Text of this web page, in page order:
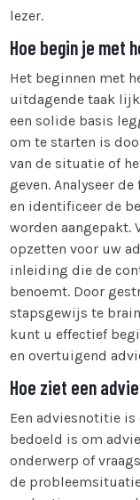
lezer.
Hoe begin je met
Het beginnen met
uitdagende taak
een solide basis
om te starten is
van de situatie of
geven. Analyseer
en identificeer de
worden aangepakt.
opzetten voor uw
inleiding die de
benoemt. Door
stapsgewijs te
kunt u effectief
en overtuigend
Hoe ziet een
Een adviesnotitie
bedoeld is om
onderwerp of
de